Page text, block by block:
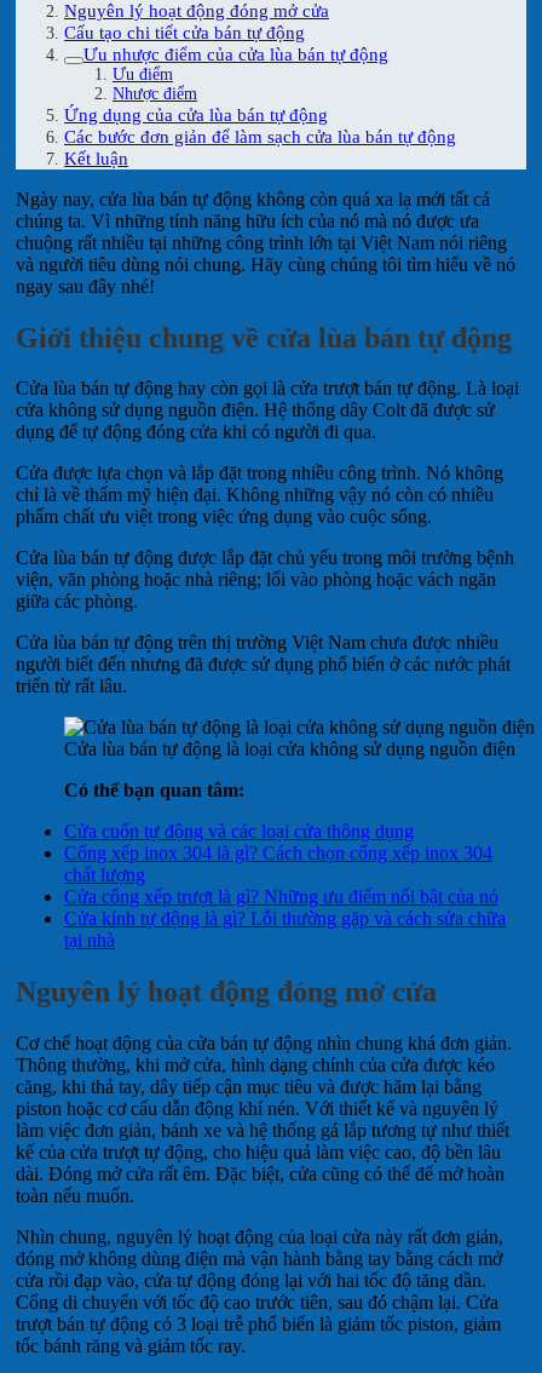
Nguyên lý hoạt động đóng mở cửa
Cấu tạo chi tiết cửa bán tự động
Ưu nhược điểm của cửa lùa bán tự động
Ưu điểm
Nhược điểm
Ứng dụng của cửa lùa bán tự động
Các bước đơn giản để làm sạch cửa lùa bán tự động
Kết luận
Ngày nay, cửa lùa bán tự động không còn quá xa lạ mới tất cả
chúng ta. Vì những tính năng hữu ích của nó mà nó được ưa
chuộng rất nhiều tại những công trình lớn tại Việt Nam nói riêng
và người tiêu dùng nói chung. Hãy cùng chúng tôi tìm hiểu về nó
ngay sau đây nhé!
Giới thiệu chung về cửa lùa bán tự động
Cửa lùa bán tự động hay còn gọi là cửa trượt bán tự động. Là loại
cửa không sử dụng nguồn điện. Hệ thống dây Colt đã được sử
dụng để tự động đóng cửa khi có người đi qua.
Cửa được lựa chọn và lắp đặt trong nhiều công trình. Nó không
chỉ là về thẩm mỹ hiện đại. Không những vậy nó còn có nhiều
phẩm chất ưu việt trong việc ứng dụng vào cuộc sống.
Cửa lùa bán tự động được lắp đặt chủ yếu trong môi trường bệnh
viện, văn phòng hoặc nhà riêng; lối vào phòng hoặc vách ngăn
giữa các phòng.
Cửa lùa bán tự động trên thị trường Việt Nam chưa được nhiều
người biết đến nhưng đã được sử dụng phổ biến ở các nước phát
triển từ rất lâu.
Cửa lùa bán tự động là loại cửa không sử dụng nguồn điện
Có thể bạn quan tâm:
Cửa cuốn tự động và các loại cửa thông dụng
Cổng xếp inox 304 là gì? Cách chọn cổng xếp inox 304
chất lượng
Cửa cổng xếp trượt là gì? Những ưu điểm nổi bật của nó
Cửa kính tự động là gì? Lỗi thường gặp và cách sửa chữa
tại nhà
Nguyên lý hoạt động đóng mở cửa
Cơ chế hoạt động của cửa bán tự động nhìn chung khá đơn giản.
Thông thường, khi mở cửa, hình dạng chính của cửa được kéo
căng, khi thả tay, dây tiếp cận mục tiêu và được hãm lại bằng
piston hoặc cơ cấu dẫn động khí nén. Với thiết kế và nguyên lý
làm việc đơn giản, bánh xe và hệ thống gá lắp tương tự như thiết
kế của cửa trượt tự động, cho hiệu quả làm việc cao, độ bền lâu
dài. Đóng mở cửa rất êm. Đặc biệt, cửa cũng có thể để mở hoàn
toàn nếu muốn.
Nhìn chung, nguyên lý hoạt động của loại cửa này rất đơn giản,
đóng mở không dùng điện mà vận hành bằng tay bằng cách mở
cửa rồi đạp vào, cửa tự động đóng lại với hai tốc độ tăng dần.
Cổng di chuyển với tốc độ cao trước tiên, sau đó chậm lại. Cửa
trượt bán tự động có 3 loại trễ phổ biến là giảm tốc piston, giảm
tốc bánh răng và giảm tốc ray.